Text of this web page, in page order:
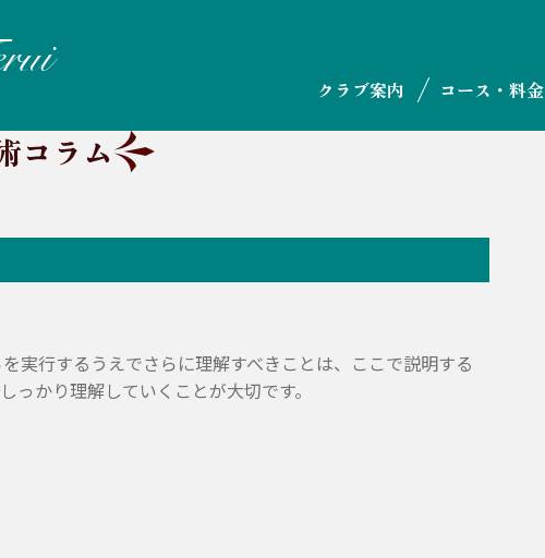
クラブ案内 コース・料金
コラム
実行するうえでさらに理解すべきことは、ここで説明する
かり理解していくことが大切です。